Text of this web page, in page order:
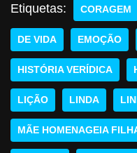
Etiquetas: CORAGEM
DE VIDA EMOÇÃO
HISTÓRIA VERÍDICA
LIÇÃO LINDA
MÃE HOMENAGEIA